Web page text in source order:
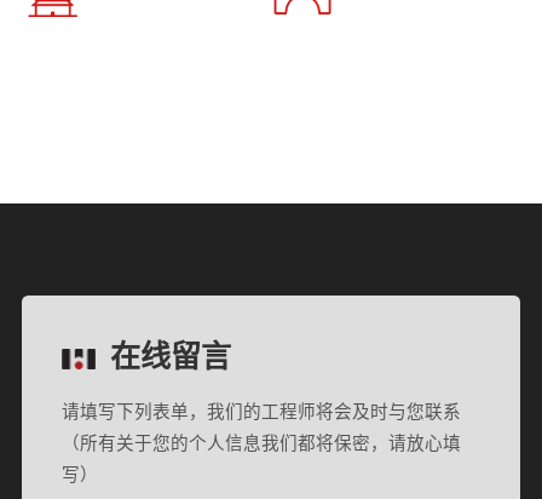
在线留言
请填写下列表单，我们的工程师将会及时与您联系
（所有关于您的个人信息我们都将保密，请放心填
写）